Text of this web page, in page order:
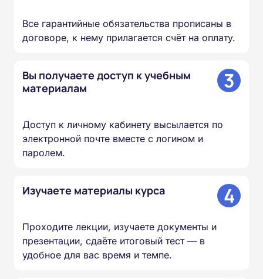
Все гарантийные обязательства прописаны в
договоре, к нему прилагается счёт на оплату.
Вы получаете доступ к учебным
материалам
3
Доступ к личному кабинету высылается по
электронной почте вместе с логином и
паролем.
Изучаете материалы курса 4
Проходите лекции, изучаете документы и
презентации, сдаёте итоговый тест — в
удобное для вас время и темпе.